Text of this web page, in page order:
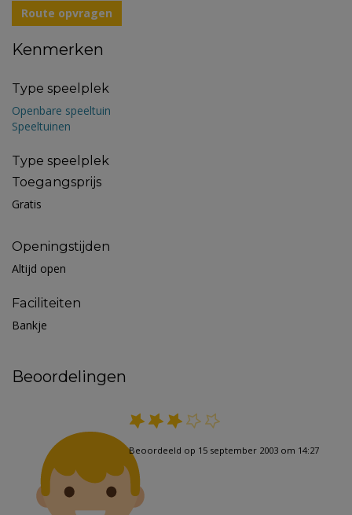
Route opvragen
Kenmerken
Type speelplek
Openbare speeltuin
Speeltuinen
Type speelplek
Toegangsprijs
Gratis
Openingstijden
Altijd open
Faciliteiten
Bankje
Beoordelingen
Beoordeeld op 15 september 2003 om 14:27